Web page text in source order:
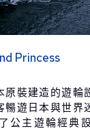
Princess
原裝建造的遊輪
暢遊日本與世界
公主遊輪經典